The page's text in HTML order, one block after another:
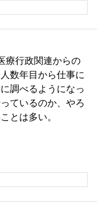
療行政関連からの
数年目から仕事に
調べるようになっ
ているのか、やろ
とは多い。